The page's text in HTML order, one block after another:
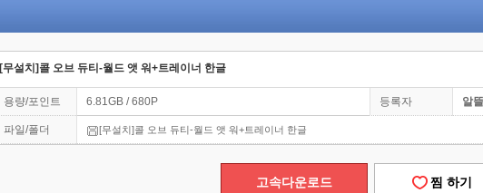
[무설치]콜 오브 듀티-월드 앳 워+트레이너 한글
용량/포인트 6.81GB / 680P 등록자 알
파일/폴더 [무설치]콜 오브 듀티-월드 앳 워+트레이너 한글
고속다운로드 찜 하기